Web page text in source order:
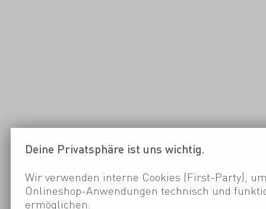
Deine Privatsphäre ist uns wichtig.
Wir verwenden interne Cookies (First-Party),
Onlineshop-Anwendungen technisch und
ermöglichen.